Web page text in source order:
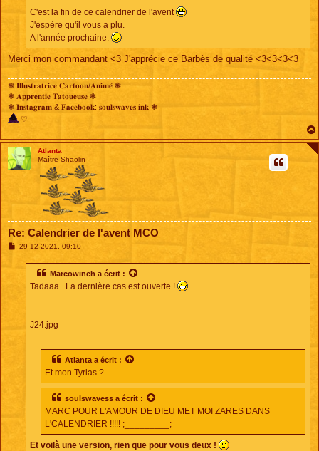
C'est la fin de ce calendrier de l'avent
J'espère qu'il vous a plu.
A l'année prochaine.
Merci mon commandant <3 J'apprécie ce Barbès de qualité <3<3<3<3
❃ 𝐈𝐥𝐥𝐮𝐬𝐭𝐫𝐚𝐭𝐫𝐢𝐜𝐞 𝐂𝐚𝐫𝐭𝐨𝐨𝐧/𝐀𝐧𝐢𝐦𝐞́ ❃
❃ 𝐀𝐩𝐩𝐫𝐞𝐧𝐭𝐢𝐞 𝐓𝐚𝐭𝐨𝐮𝐞𝐮𝐬𝐞 ❃
❃ 𝐈𝐧𝐬𝐭𝐚𝐠𝐫𝐚𝐦 & 𝐅𝐚𝐜𝐞𝐛𝐨𝐨𝐤: 𝐬𝐨𝐮𝐥𝐬𝐰𝐚𝐯𝐞𝐬.𝐢𝐧𝐤 ❃
♡
Atlanta
Maître Shaolin
Re: Calendrier de l'avent MCO
M29 12 2021, 09:10
Marcowinch a écrit :
Tadaaa...La dernière cas est ouverte !
J24.jpg
Atlanta a écrit :
Et mon Tyrias ?
soulswavess a écrit :
MARC POUR L'AMOUR DE DIEU MET MOI ZARES DANS
L'CALENDRIER !!!!! ;_________;
Et voilà une version, rien que pour vous deux !